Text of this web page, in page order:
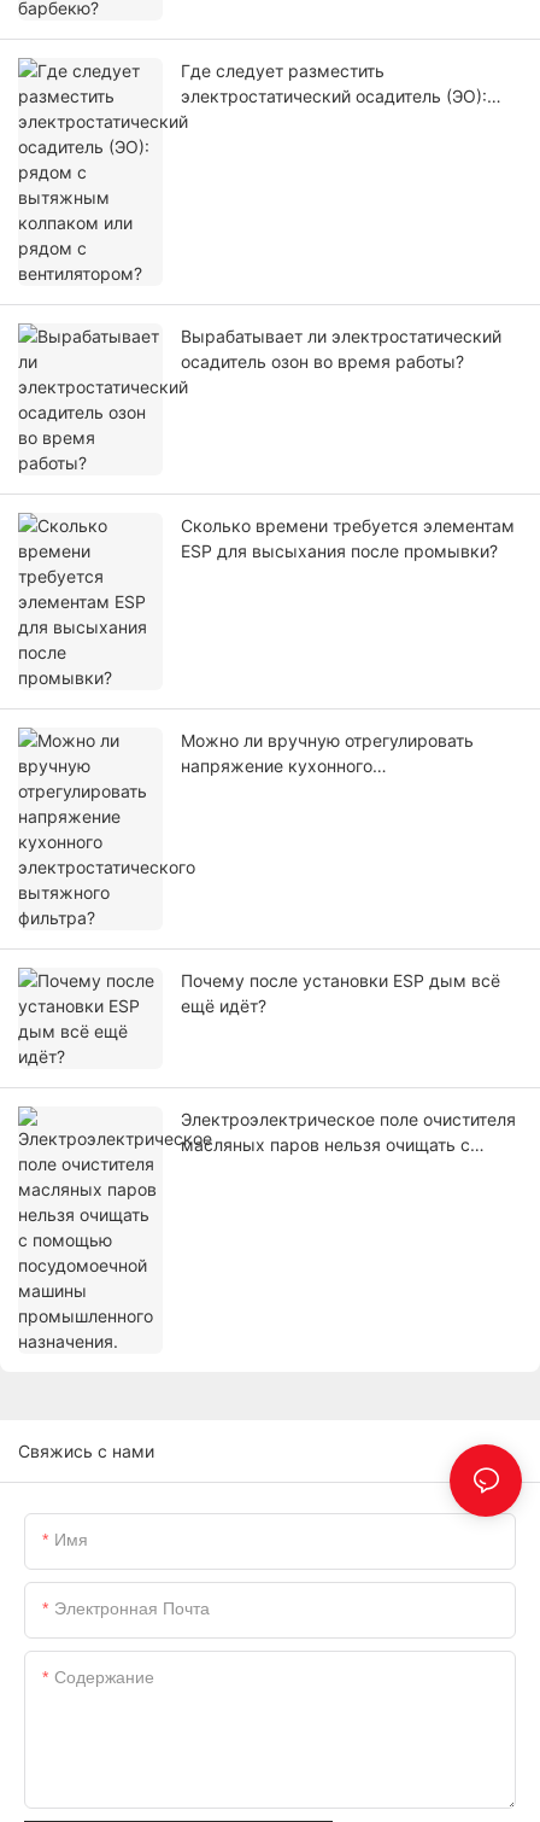
Где следует разместить
электростатический осадитель (ЭО):
рядом с вытяжным колпаком или
Вырабатывает ли электростатический
осадитель озон во время работы?
Сколько времени требуется элементам
ESP для высыхания после промывки?
Можно ли вручную отрегулировать
напряжение кухонного
Почему после установки ESP дым всё
ещё идёт?
Электроэлектрическое поле очистителя
масляных паров нельзя очищать с
Свяжись с нами
Имя
Электронная Почта
Содержание